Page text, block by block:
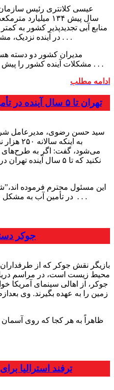
سال پیش ۱۳۴
در آینده‌ نزدیک، مشکلات بیشتری در رابطه با مسائل . . .
مشکلات آینده کشور را . . .
ادامه مطلب
تهران تا ۵ سال آینده در تأمین آب به مشکل می‌خورد
سید حسن رضوی، مدیرعامل
به
می‌شود، گفت: اگر به طرح‌های
نکنید که تا ۵ سال
. . .
جوکر
محیط زیست است، در مراسم
جوکر، از اهالی سینمای
زمین را به عهده بگیرند. وی
ترفند استرالیا